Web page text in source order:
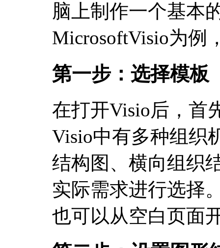
脑上制作一个基本
MicrosoftVisio为例
第一步：选择模板
在打开Visio后，首
Visio中有多种组织
结构图、横向组织
实际需求进行选择
也可以从空白页面